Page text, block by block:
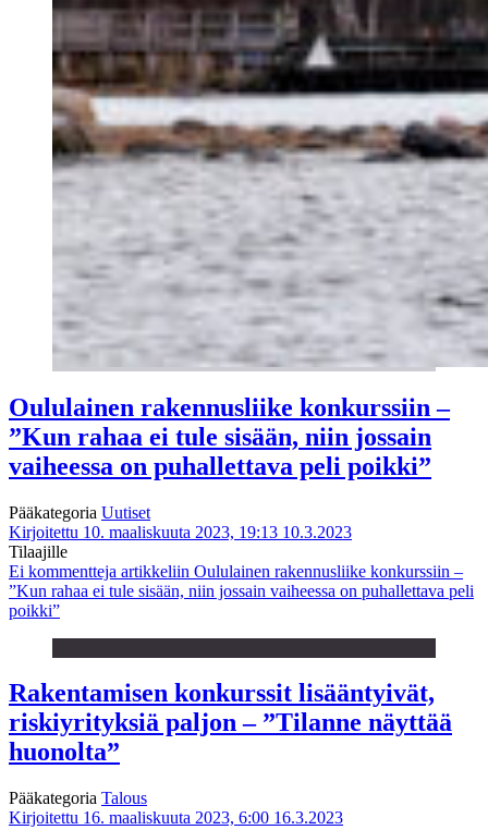
Oululainen rakennusliike konkurssiin –
”Kun rahaa ei tule sisään, niin jossain
vaiheessa on puhallettava peli poikki”
Pääkategoria Uutiset
Kirjoitettu 10. maaliskuuta 2023, 19:13 10.3.2023
Tilaajille
Ei kommentteja artikkeliin Oululainen rakennusliike konkurssiin –
”Kun rahaa ei tule sisään, niin jossain vaiheessa on puhallettava peli
poikki”
Rakentamisen konkurssit lisääntyivät,
riskiyrityksiä paljon – ”Tilanne näyttää
huonolta”
Pääkategoria Talous
Kirjoitettu 16. maaliskuuta 2023, 6:00 16.3.2023